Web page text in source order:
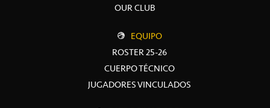
OUR CLUB
EQUIPO
ROSTER 25-26
CUERPO TÉCNICO
JUGADORES VINCULADOS